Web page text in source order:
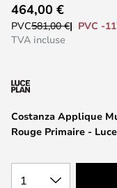
to
the
the
gallery
Costanza Applique
Rouge Primaire -
464,00 €
PVC581,00 €
PVC -
TVA incluse
1